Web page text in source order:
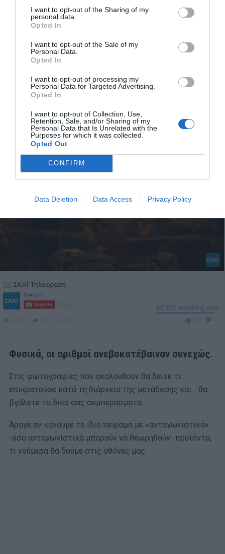
I want to opt-out of the Sharing of my
personal data.
Opted In
I want to opt-out of the Sale of my
Personal Data.
Opted In
I want to opt-out of processing my
Personal Data for Targeted Advertising.
Opted In
I want to opt-out of Collection, Use,
Retention, Sale, and/or Sharing of my
Personal Data that Is Unrelated with the
Purposes for which it was collected.
Opted Out
CONFIRM
Data Deletion Data Access Privacy Policy
του ήταν… εξωπραγματικοί. Αρκεί να αναφερθεί πώς
από τη στιγμή που ξεκίνησε το live streaming, ο αριθμός
Και ενώ κατά τη διάρκεια του αγώνα επάθλου, ο αριθμός
Νησιού, παρακολούθησαν μέσω Youtube έως και43.370
θεατές!
Φυσικά, οι αριθμοί ανεβοκατέβαιναν συνεχώς.
Στις φωτογραφίες που ακολουθούν θα δείτε τι
επικρατούσε κατά τη διάρκεια της μετάδοσης και… θα
βγάλετε τα δικά σας συμπεράσματα.
Άραγε αν κάνουμε το ίδιο πείραμα με «ανταγωνιστικά»
-όσο ανταγωνιστικά μπορούν να θεωρηθούν- προϊόντα,
τι νούμερα θα δούμε στις οθόνες μας;